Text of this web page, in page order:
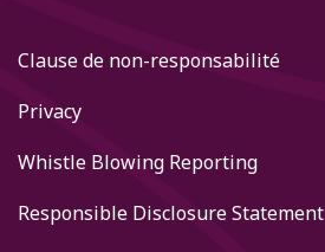
Clause de non-responsabilité
Privacy
Whistle Blowing Reporting
Responsible Disclosure Statement